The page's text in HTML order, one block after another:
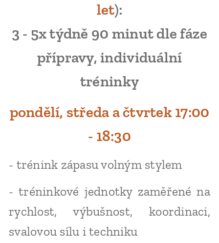
let):
3 - 5x týdně 90 minut dle fáze
přípravy, individuální
tréninky
pondělí, středa a čtvrtek 17:00
- 18:30
- trénink zápasu volným stylem
- tréninkové jednotky zaměřené na
rychlost, výbušnost, koordinaci,
svalovou sílu i techniku